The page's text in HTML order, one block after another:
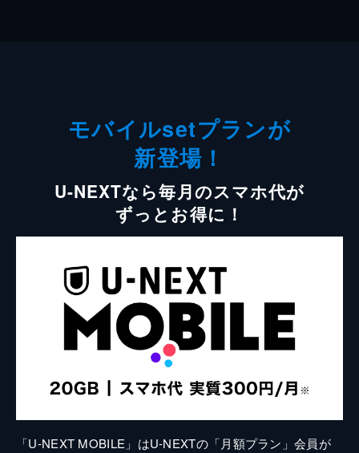
モバイルsetプランが
新登場！
U-NEXTなら毎月のスマホ代が
ずっとお得に！
「U-NEXT MOBILE」はU-NEXTの「月額プラン」会員が